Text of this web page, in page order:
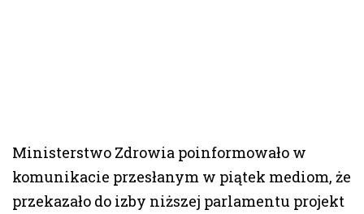
Ministerstwo Zdrowia poinformowało w
komunikacie przesłanym w piątek mediom, że
przekazało do izby niższej parlamentu projekt